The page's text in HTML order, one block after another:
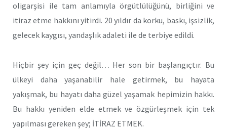
oligarşisi ile tam anlamıyla örgütlülüğünü, birliğini ve
itiraz etme hakkını yitirdi. 20 yıldır da korku, baskı, işsizlik,
gelecek kaygısı, yandaşlık adaleti ile de terbiye edildi.
Hiçbir şey için geç değil… Her son bir başlangıçtır. Bu
ülkeyi daha yaşanabilir hale getirmek, bu hayata
yakışmak, bu hayatı daha güzel yaşamak hepimizin hakkı.
Bu hakkı yeniden elde etmek ve özgürleşmek için tek
yapılması gereken şey; İTİRAZ ETMEK.